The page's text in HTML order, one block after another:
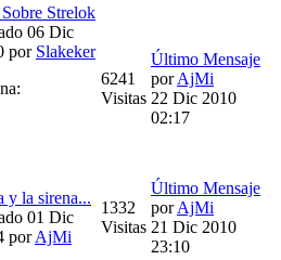
Strelok
06 Dic
por Slakeker
6241
Visitas
Último Mensaje
porAjMi
22 Dic 2010
02:17
y la sirena...
01 Dic
porAjMi
1332
Visitas
Último Mensaje
porAjMi
21 Dic 2010
23:10